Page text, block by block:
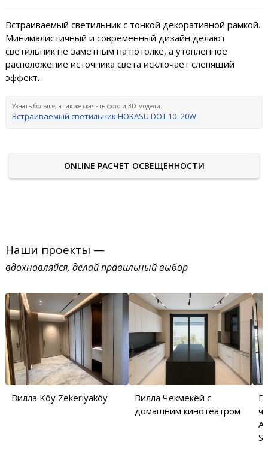
Встраиваемый светильник с тонкой декоративной рамкой.
Минималистичный и современный дизайн делают
светильник не заметным на потолке, а утопленное
расположение источника света исключает слепящий
эффект.
Узнать больше, а так же скачать фото и 3D модели:
Встраиваемый светильник HOKASU DOT 10–20W
ONLINE РАСЧЕТ ОСВЕЩЕННОСТИ
Наши проекты —
вдохновляйся, делай правильный выбор
Вилла Köy Zekeriyaköy
Вилла Чекмекёй с
домашним кинотеатром